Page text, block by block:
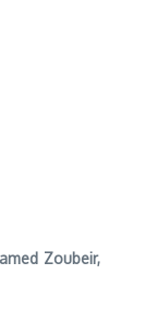
Zoubeir,